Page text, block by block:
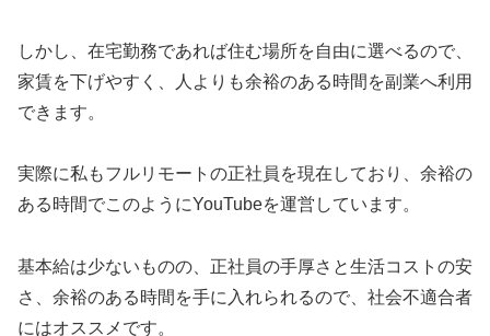
しかし、在宅勤務であれば住む場所を自由に選べるので、
家賃を下げやすく、人よりも余裕のある時間を副業へ利用
できます。
実際に私もフルリモートの正社員を現在しており、余裕の
ある時間でこのようにYouTubeを運営しています。
基本給は少ないものの、正社員の手厚さと生活コストの安
さ、余裕のある時間を手に入れられるので、社会不適合者
にはオススメです。